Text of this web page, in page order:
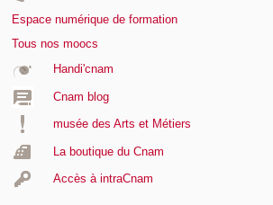
Espace numérique de formation
Tous nos moocs
Handi'cnam
Cnam blog
musée des Arts et Métiers
La boutique du Cnam
Accès à intraCnam